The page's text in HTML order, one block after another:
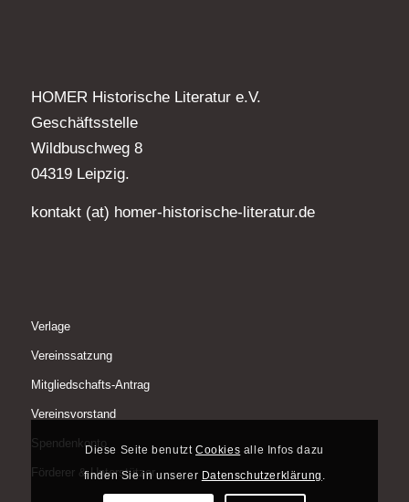
HOMER Historische Literatur e.V.
Geschäftsstelle
Wildbuschweg 8
04319 Leipzig.
kontakt (at) homer-historische-literatur.de
Verlage
Vereinssatzung
Mitgliedschafts-Antrag
Vereinsvorstand
Spendenkonto
Förderer & Unterstützer
Diese Seite benutztCookies alle Infos dazu
finden Sie in unserer Datenschutzerklärung